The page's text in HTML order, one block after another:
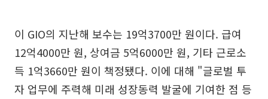
이 GIO의 지난해 보수는 19억3700만 원이다. 급여
12억4000만 원, 상여금 5억6000만 원, 기타 근로소
득 1억3660만 원이 책정됐다. 이에 대해 "글로벌 투
자 업무에 주력해 미래 성장동력 발굴에 기여한 점 등